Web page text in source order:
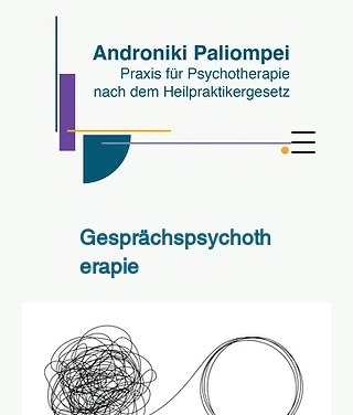
Gesprächspsychoth
erapie